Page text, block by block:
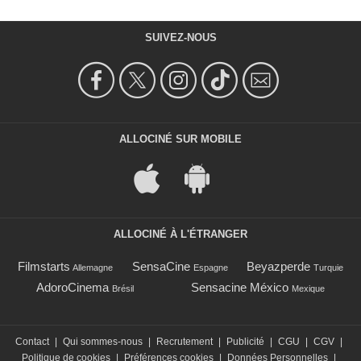
SUIVEZ-NOUS
ALLOCINÉ SUR MOBILE
ALLOCINÉ À L'ÉTRANGER
Filmstarts Allemagne SensaCine Espagne Beyazperde Turquie
AdoroCinema Brésil Sensacine México Mexique
Contact | Qui sommes-nous | Recrutement | Publicité | CGU | CGV |
Politique de cookies | Préférences cookies | Données Personnelles |